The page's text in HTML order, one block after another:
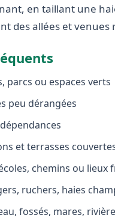
en taillant une
des allées et venues
parcs ou espaces verts
peu dérangées
et terrasses
chemins ou lieux
ruchers, haies
fossés, mares,